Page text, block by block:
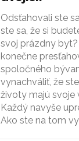
Odsťahovali ste
ste sa, že si
svoj prázdny
konečne
spoločného
vynachváliť, že
životy majú svoje
Každý navyše
Ako ste na tom